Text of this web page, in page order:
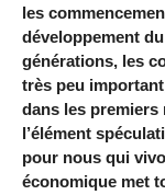
les
développement
générations, les
très peu
dans les premiers
l’élément
pour nous qui
économique met